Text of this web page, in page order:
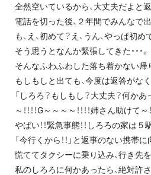
全然空いているから、大丈夫だよと返
電話を切った後、２年間でみんなで
も、え、初めて？え、うん、やっぱ初め
そう思うとなんか緊張してきた・・・。
そんなふわふわした落ち着かない帰
もしもしと出ても、今度は返答がな
「しろろ？もしもし？大丈夫？何かあ
～！！！！G～～～～！！！！姉さん助
やばい！！緊急事態！！しろろの家は
「今行くから！！」と返事のない携帯
慌ててタクシーに乗り込み、行き先を
私のしろろに何かあったら、絶対許さ